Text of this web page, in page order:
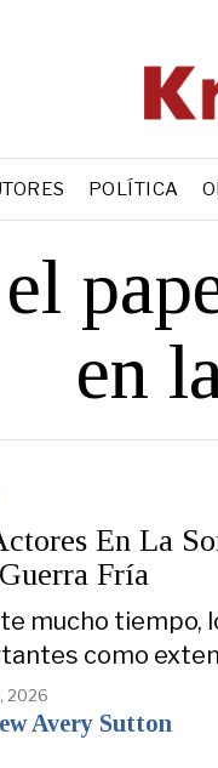
POLÍTICA
el
en
En La
Fría
mucho tiempo,
como
2026
Avery Sutton